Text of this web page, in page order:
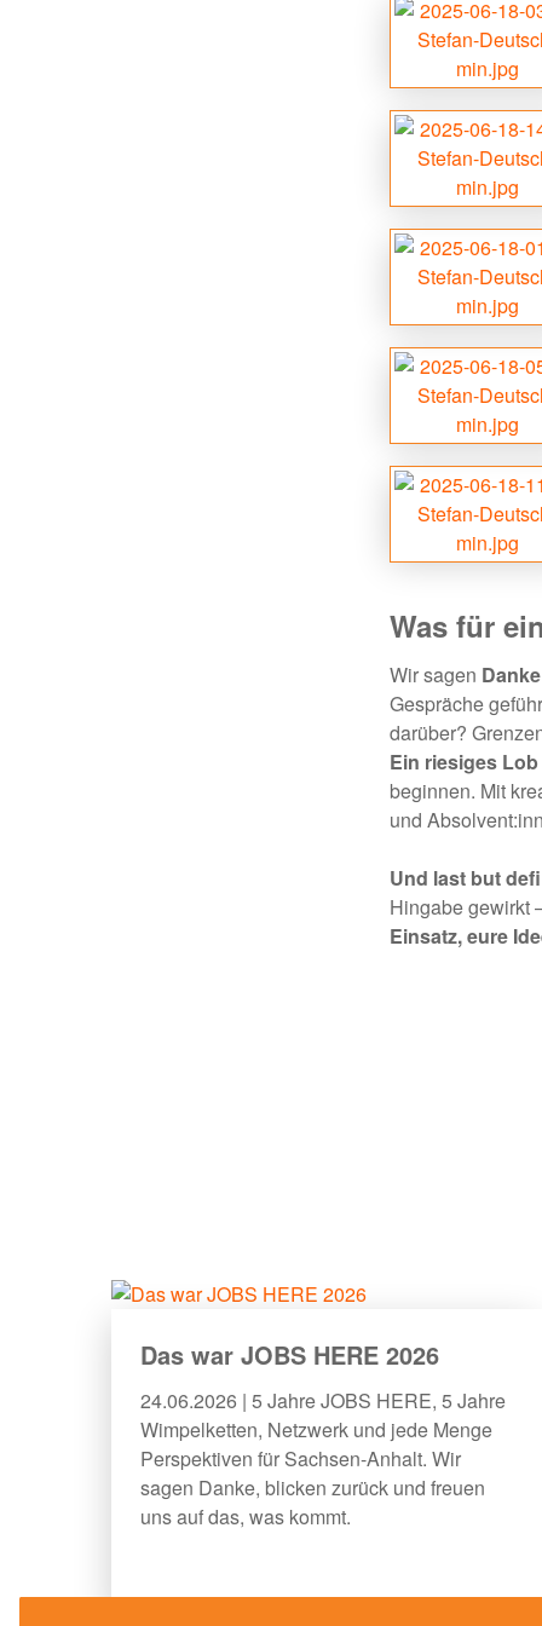
Was für
Wir sagen Danke
Gespräche
darüber?
Ein riesiges
beginnen. Mit
und
Und last but
Hingabe gewirkt
Einsatz, eure
Das war JOBS HERE 2026
24.06.2026 | 5 Jahre JOBS HERE, 5 Jahre
Wimpelketten, Netzwerk und jede Menge
Perspektiven für Sachsen-Anhalt. Wir
sagen Danke, blicken zurück und freuen
uns auf das, was kommt.